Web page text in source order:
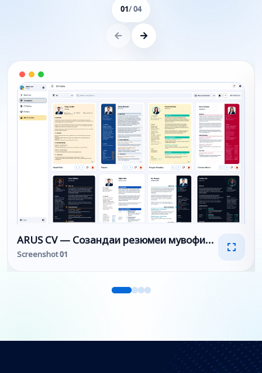
01/ 04
ARUS CV — Созандаи резюмеи мувофиқ ба ATS ва
Screenshot 01